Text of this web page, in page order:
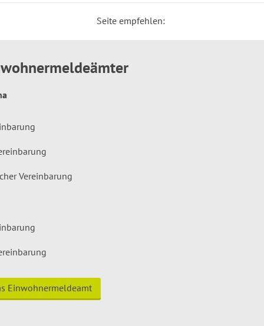
Seite empfehlen:
Vereinbarung
Einwohnermeldeamt